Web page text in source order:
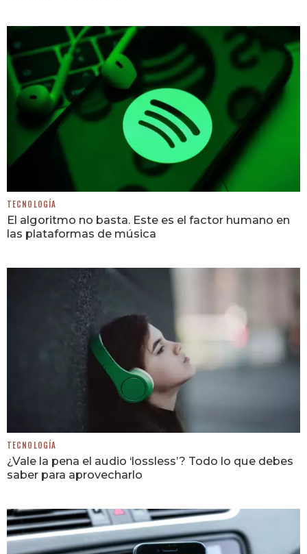
TECNOLOGÍA
El algoritmo no basta. Este es el factor humano en
las plataformas de música
TECNOLOGÍA
¿Vale la pena el audio ‘lossless’? Todo lo que debes
saber para aprovecharlo